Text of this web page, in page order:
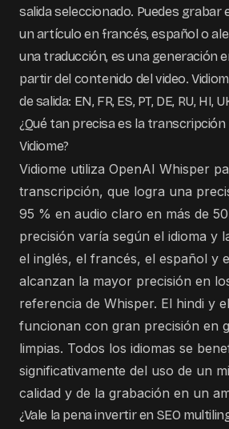
salida seleccionado. Puedes grabar
un artículo en francés, español o
una traducción, es una generación
partir del contenido del video.
de salida: EN, FR, ES, PT, DE, RU, HI,
¿Qué tan precisa es la transcripción
Vidiome?
Vidiome utiliza OpenAI Whisper
transcripción, que logra una
95 % en audio claro en más de
precisión varía según el idioma y
el inglés, el francés, el español y
alcanzan la mayor precisión en
referencia de Whisper. El hindi y
funcionan con gran precisión en
limpias. Todos los idiomas se
significativamente del uso de un
calidad y de la grabación en un
¿Vale la pena invertir en SEO